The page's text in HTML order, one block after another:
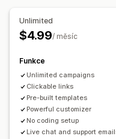
Responzivní design pro
Cílení na chování
Analytika v reálném čase
Unlimited
$4.99/ měsíc
Funkce
Unlimited campaigns
Clickable links
Pre-built templates
Powerful customizer
No coding setup
Live chat and support